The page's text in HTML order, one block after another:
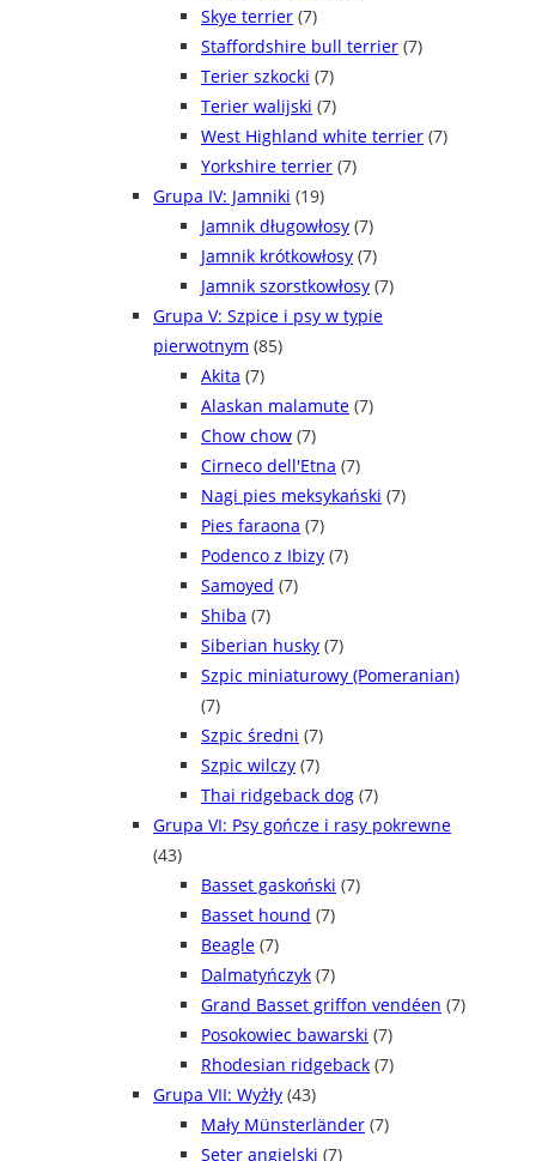
Skye terrier (7)
Staffordshire bull terrier (7)
Terier szkocki (7)
Terier walijski (7)
West Highland white terrier (7)
Yorkshire terrier (7)
Grupa IV: Jamniki (19)
Jamnik długowłosy (7)
Jamnik krótkowłosy (7)
Jamnik szorstkowłosy (7)
Grupa V: Szpice i psy w typie
pierwotnym (85)
Akita (7)
Alaskan malamute (7)
Chow chow (7)
Cirneco dell'Etna (7)
Nagi pies meksykański (7)
Pies faraona (7)
Podenco z Ibizy (7)
Samoyed (7)
Shiba (7)
Siberian husky (7)
Szpic miniaturowy (Pomeranian)
(7)
Szpic średni (7)
Szpic wilczy (7)
Thai ridgeback dog (7)
Grupa VI: Psy gończe i rasy pokrewne
(43)
Basset gaskoński (7)
Basset hound (7)
Beagle (7)
Dalmatyńczyk (7)
Grand Basset griffon vendéen (7)
Posokowiec bawarski (7)
Rhodesian ridgeback (7)
Grupa VII: Wyżły (43)
Mały Münsterländer (7)
Seter angielski (7)